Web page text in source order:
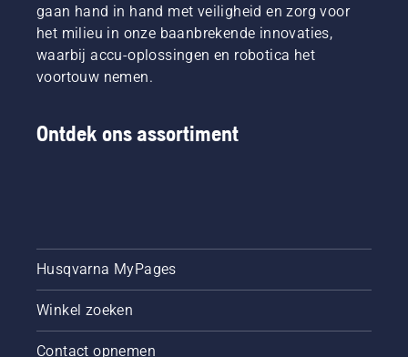
Voor de meeste gebruikers bieden snoerloze
heggenscharen een sterke balans tussen
prestaties en gebruiksgemak.
Compacte snoerloze heggenscharen bieden
controle over kleinere heggen en regelmatig
Belangrijkste voordelen:
Lagere geluidsniveaus voor woonomgevingen
gaan hand in hand met veiligheid en zorg voor
het milieu in onze baanbrekende innovaties,
waarbij accu-oplossingen en robotica het
voortouw nemen.
Ontdek ons assortiment
Husqvarna MyPages
Winkel zoeken
Contact opnemen